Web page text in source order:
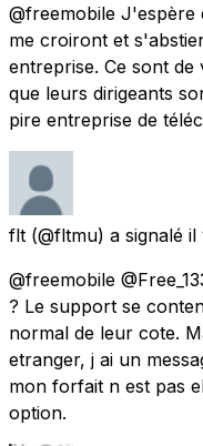
@freemobile J'espère
me croiront et
entreprise. Ce sont de
que leurs dirigeants
pire entreprise de
flt (@fltmu) a signalé il
@freemobile
? Le support se
normal de leur cote.
etranger, j ai un
mon forfait n est pas
option.